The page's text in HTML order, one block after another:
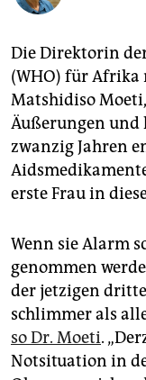
fragen & hilfe
unterstützen
abo
genossenschaft
epaper login
Die Direktorin
(WHO) für Afrika
Matshidiso
Äußerungen und
zwanzig Jahren
erste Frau in
Wenn sie Alarm
genommen
der jetzigen
schlimmer als
so Dr. Moeti.
Notsituation in